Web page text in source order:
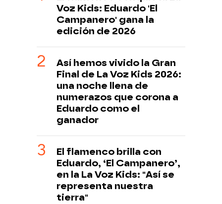
Voz Kids: Eduardo 'El
Campanero' gana la
edición de 2026
Así hemos vivido la Gran
Final de La Voz Kids 2026:
una noche llena de
numerazos que corona a
Eduardo como el
ganador
El flamenco brilla con
Eduardo, ‘El Campanero’,
en la La Voz Kids: "Así se
representa nuestra
tierra"